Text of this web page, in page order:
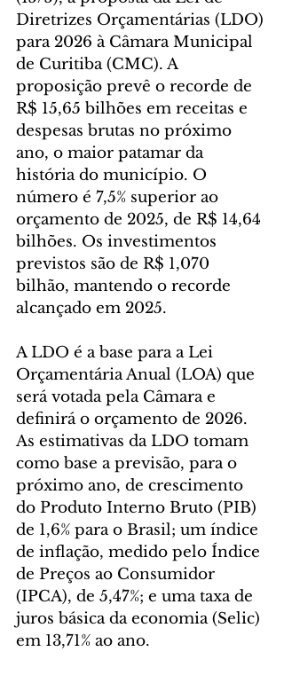
Diretrizes Orçamentárias (LDO)
para 2026 à Câmara Municipal
de Curitiba (CMC). A
proposição prevê o recorde de
R$ 15,65 bilhões em receitas e
despesas brutas no próximo
ano, o maior patamar da
história do município. O
número é 7,5% superior ao
orçamento de 2025, de R$ 14,64
bilhões. Os investimentos
previstos são de R$ 1,070
bilhão, mantendo o recorde
alcançado em 2025.
A LDO é a base para a Lei
Orçamentária Anual (LOA) que
será votada pela Câmara e
definirá o orçamento de 2026.
As estimativas da LDO tomam
como base a previsão, para o
próximo ano, de crescimento
do Produto Interno Bruto (PIB)
de 1,6% para o Brasil; um índice
de inflação, medido pelo Índice
de Preços ao Consumidor
(IPCA), de 5,47%; e uma taxa de
juros básica da economia (Selic)
em 13,71% ao ano.